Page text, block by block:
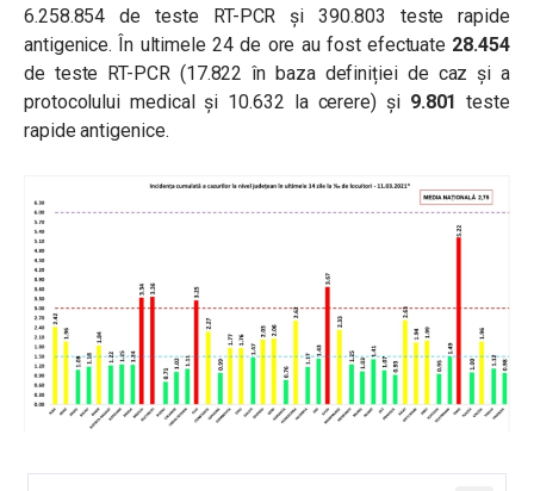
6.258.854 de teste RT-PCR și 390.803 teste rapide
antigenice. În ultimele 24 de ore au fost efectuate 28.454
de teste RT-PCR (17.822 în baza definiției de caz și a
protocolului medical și 10.632 la cerere) și 9.801 teste
rapide antigenice.